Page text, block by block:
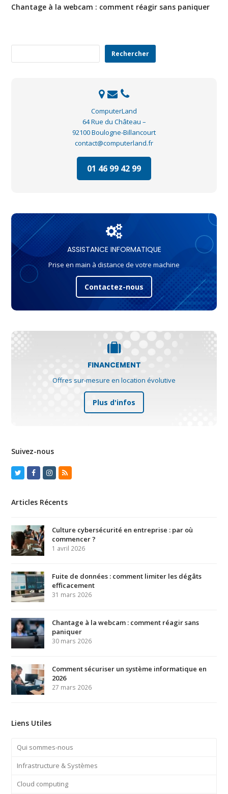
Chantage à la webcam : comment réagir sans paniquer
Rechercher
ComputerLand
64 Rue du Château –
92100 Boulogne-Billancourt
contact@computerland.fr
01 46 99 42 99
ASSISTANCE INFORMATIQUE
Prise en main à distance de votre machine
Contactez-nous
FINANCEMENT
Offres sur-mesure en location évolutive
Plus d'infos
Suivez-nous
TwitterFacebook
Instagram
RSS
Articles Récents
Culture cybersécurité en entreprise : par où
commencer ?
1 avril 2026
Fuite de données : comment limiter les dégâts
efficacement
31 mars 2026
Chantage à la webcam : comment réagir sans
paniquer
30 mars 2026
Comment sécuriser un système informatique en
2026
27 mars 2026
Liens Utiles
Qui sommes-nous
Infrastructure & Systèmes
Cloud computing